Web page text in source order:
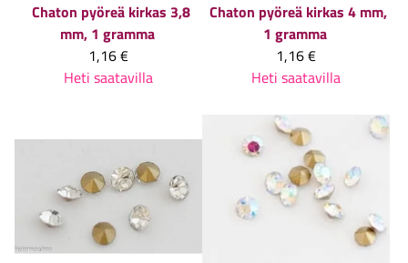
Chaton pyöreä kirkas 3,8
mm, 1 gramma
1,16 €
Heti saatavilla
Chaton pyöreä kirkas 4 mm,
1 gramma
1,16 €
Heti saatavilla